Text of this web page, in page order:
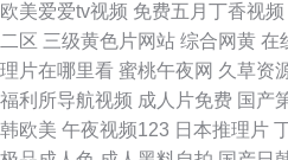
欧美爱爱tv视频 免费五月丁香视频
二区 三级黄色片网站 综合网黄 在
理片在哪里看 蜜桃午夜网 久草资
福利所导航视频 成人片免费 国产
韩欧美 午夜视频123 日本推理片